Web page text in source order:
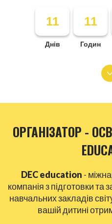
11
Днів
11
Годин
ОРГАНІЗАТОР -
DEC education -
компанія з підготовки та
навчальних закладів
вашій дитині